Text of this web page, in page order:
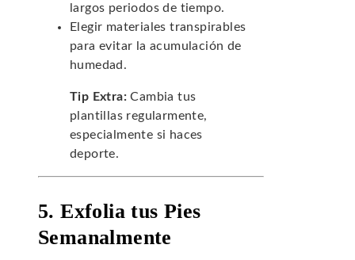
largos periodos de tiempo.
Elegir materiales transpirables
para evitar la acumulación de
humedad.
Tip Extra: Cambia tus
plantillas regularmente,
especialmente si haces
deporte.
5. Exfolia tus Pies
Semanalmente